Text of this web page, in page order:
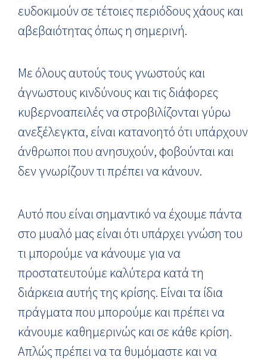
ευδοκιμούν σε τέτοιες περιόδους χάους και
αβεβαιότητας όπως η σημερινή.
Με όλους αυτούς τους γνωστούς και
άγνωστους κινδύνους και τις διάφορες
κυβερνοαπειλές να στροβιλίζονται γύρω
ανεξέλεγκτα, είναι κατανοητό ότι υπάρχουν
άνθρωποι που ανησυχούν, φοβούνται και
δεν γνωρίζουν τι πρέπει να κάνουν.
Αυτό που είναι σημαντικό να έχουμε πάντα
στο μυαλό μας είναι ότι υπάρχει γνώση του
τι μπορούμε να κάνουμε για να
προστατευτούμε καλύτερα κατά τη
διάρκεια αυτής της κρίσης. Είναι τα ίδια
πράγματα που μπορούμε και πρέπει να
κάνουμε καθημερινώς και σε κάθε κρίση.
Απλώς πρέπει να τα θυμόμαστε και να